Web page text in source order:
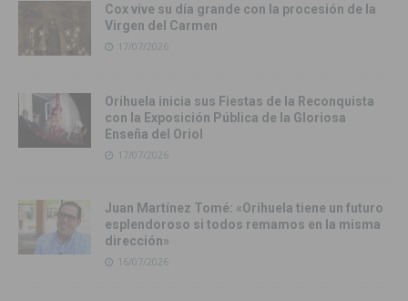
Cox vive su día grande con la procesión de la
Virgen del Carmen
17/07/2026
Orihuela inicia sus Fiestas de la Reconquista
con la Exposición Pública de la Gloriosa
Enseña del Oriol
17/07/2026
Juan Martínez Tomé: «Orihuela tiene un futuro
esplendoroso si todos remamos en la misma
dirección»
16/07/2026